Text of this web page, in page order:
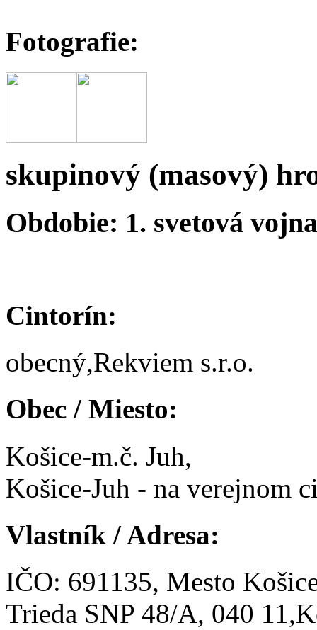
Fotografie:
skupinový (masový)
Obdobie: 1. svetová vojna
Cintorín:
obecný,Rekviem s.r.o.
Obec / Miesto:
Košice-m.č. Juh,
Košice-Juh - na verejnom
Vlastník / Adresa:
IČO: 691135, Mesto
Trieda SNP 48/A, 040